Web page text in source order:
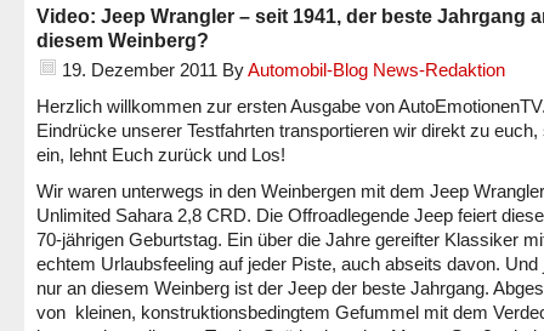
Video: Jeep Wrangler – seit 1941, der beste Jahrgang
diesem Weinberg?
19. Dezember 2011 ByAutomobil-Blog News-Redaktion
Herzlich willkommen zur ersten Ausgabe von
Eindrücke unserer Testfahrten transportieren wir direkt zu euch,
ein, lehnt Euch zurück und Los!
Wir waren unterwegs in den Weinbergen mit dem Jeep Wrangler
Unlimited Sahara 2,8 CRD. Die Offroadlegende Jeep feiert
70-jährigen Geburtstag. Ein über die Jahre gereifter Klassiker
echtem Urlaubsfeeling auf jeder Piste, auch abseits davon. Und
nur an diesem Weinberg ist der Jeep der beste Jahrgang.
von kleinen, konstruktionsbedingtem Gefummel mit dem